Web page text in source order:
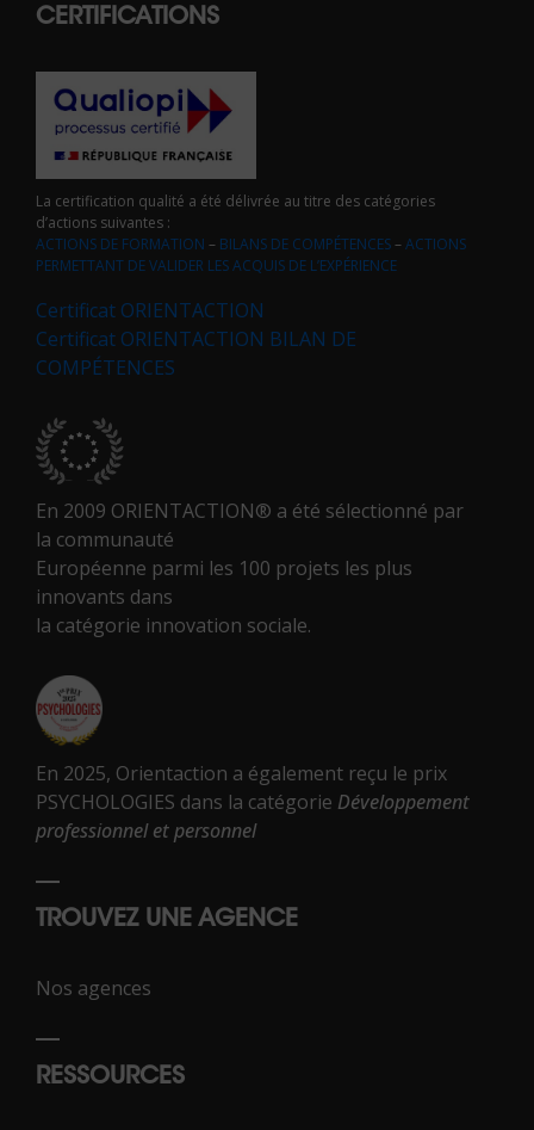
CERTIFICATIONS
La certification qualité a été délivrée au titre des catégories
d’actions suivantes :
ACTIONS DE FORMATION – BILANS DE COMPÉTENCES–ACTIONS
PERMETTANT DE VALIDER LES ACQUIS DE L’EXPÉRIENCE
Certificat ORIENTACTION
Certificat ORIENTACTION BILAN DE
COMPÉTENCES
En 2009 ORIENTACTION® a été sélectionné par
la communauté
Européenne parmi les 100 projets les plus
innovants dans
la catégorie innovation sociale.
En 2025, Orientaction a également reçu le prix
PSYCHOLOGIES dans la catégorie Développement
professionnel et personnel
TROUVEZ UNE AGENCE
Nos agences
RESSOURCES